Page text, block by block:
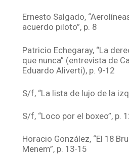
Ernesto Salgado,
acuerdo piloto”, p. 8
Patricio Echegaray, “La
que nunca” (entrevista de
Eduardo Aliverti), p. 9-12
S/f, “La lista de lujo de la
S/f, “Loco por el boxeo”, p.
Horacio González, “El 18
Menem”, p. 13-15